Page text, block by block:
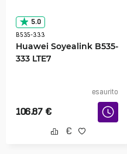
5.0
B535-333
Huawei Soyealink B535-
333 LTE7
esaurito
106.87 €